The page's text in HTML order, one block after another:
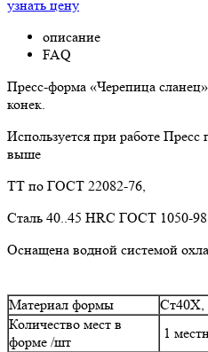
узнать цену
описание
FAQ
Пресс-форма «Черепица
конек.
Используется при работе
выше
ТТ по ГОСТ 22082-76,
Сталь 40..45 HRC ГОСТ 1050-98
Оснащена водной системой
Материал формы
Ст40Х,
Количество мест в
форме /шт
1